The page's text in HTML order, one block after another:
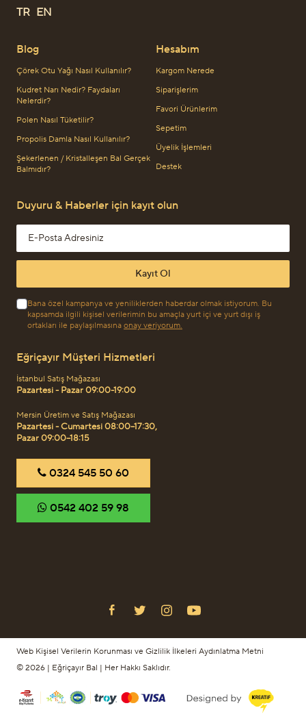
TR EN
Blog
Çörek Otu Yağı Nasıl Kullanılır?
Kudret Narı Nedir? Faydaları
Nelerdir?
Polen Nasıl Tüketilir?
Propolis Damla Nasıl Kullanılır?
Şekerlenen / Kristalleşen Bal Gerçek
Balmıdır?
Hesabım
Kargom Nerede
Siparişlerim
Favori Ürünlerim
Sepetim
Üyelik İşlemleri
Destek
Duyuru & Haberler için kayıt olun
Email address
Kayıt Ol
Bana özel kampanya ve yeniliklerden haberdar olmak istiyorum. Bu
kapsamda ilgili kişisel verilerimin bu amaçla yurt içi ve yurt dışı iş
ortakları ile paylaşılmasına onay veriyorum.
Eğriçayır Müşteri Hizmetleri
İstanbul Satış Mağazası
Pazartesi - Pazar 09:00-19:00
Mersin Üretim ve Satış Mağazası
Pazartesi - Cumartesi 08:00–17:30,
Pazar 09:00–18:15
‎0324 545 50 60
‎0542 402 59 98
Web Kişisel Verilerin Korunması ve Gizlilik İlkeleri Aydınlatma Metni
© 2026 | Eğriçayır Bal | Her Hakkı Saklıdır.